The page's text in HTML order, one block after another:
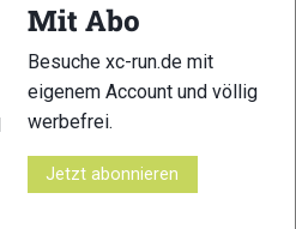
Mit Abo
Besuche xc-run.de mit
eigenem Account und völlig
werbefrei.
Jetzt abonnieren